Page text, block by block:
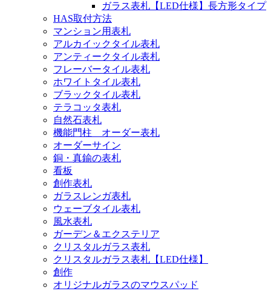
ガラス表札【LED仕様】長方形タイプ
HAS取付方法
マンション用表札
アルカイックタイル表札
アンティークタイル表札
フレーバータイル表札
ホワイトタイル表札
ブラックタイル表札
テラコッタ表札
自然石表札
機能門柱 オーダー表札
オーダーサイン
銅・真鍮の表札
看板
創作表札
ガラスレンガ表札
ウェーブタイル表札
風水表札
ガーデン＆エクステリア
クリスタルガラス表札
クリスタルガラス表札【LED仕様】
創作
オリジナルガラスのマウスパッド